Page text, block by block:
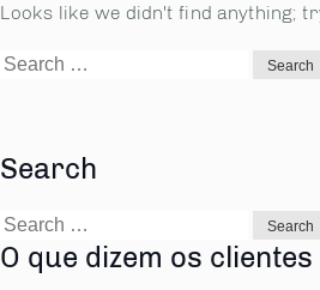
Looks like we didn't find anything;
Search
Search
Search
for:
O que dizem os clientes